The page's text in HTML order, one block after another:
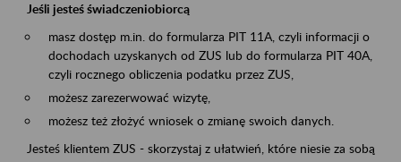
Jeśli jesteś świadczeniobiorcą
masz dostęp m.in. do formularza PIT 11A, czyli informacji o
dochodach uzyskanych od ZUS lub do formularza PIT 40A,
czyli rocznego obliczenia podatku przez ZUS,
możesz zarezerwować wizytę,
możesz też złożyć wniosek o zmianę swoich danych.
Jesteś klientem ZUS - skorzystaj z ułatwień, które niesie za sobą